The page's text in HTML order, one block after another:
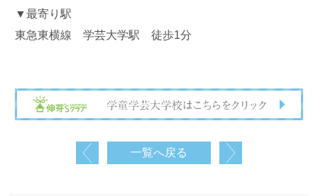
▼最寄り駅
東急東横線 学芸大学駅 徒歩1分
一覧へ戻る